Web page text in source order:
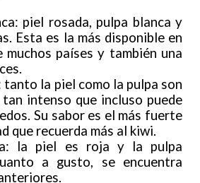
piel rosada, pulpa blanca y
Esta es la más disponible en
muchos países y también una
la piel como la pulpa son
intenso que incluso puede
Su sabor es el más fuerte
que recuerda más al kiwi.
la piel es roja y la pulpa
a gusto, se encuentra